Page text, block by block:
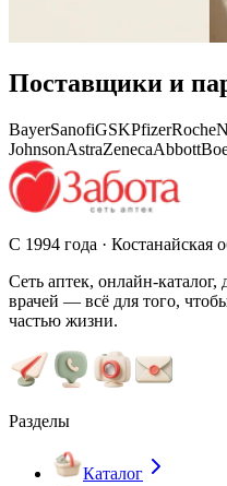
Поставщики и
BayerSanofiGSKPfizerRoche
JohnsonAstraZenecaAbbott
С 1994 года · Костанайская
Сеть аптек, онлайн-каталог,
врачей — всё для того,
частью жизни.
Разделы
Каталог